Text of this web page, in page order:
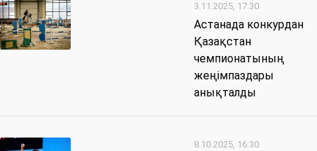
3.11.2025, 17:30
Астанада конкурдан
Қазақстан
чемпионатының
жеңімпаздары
анықталды
8.10.2025, 16:30